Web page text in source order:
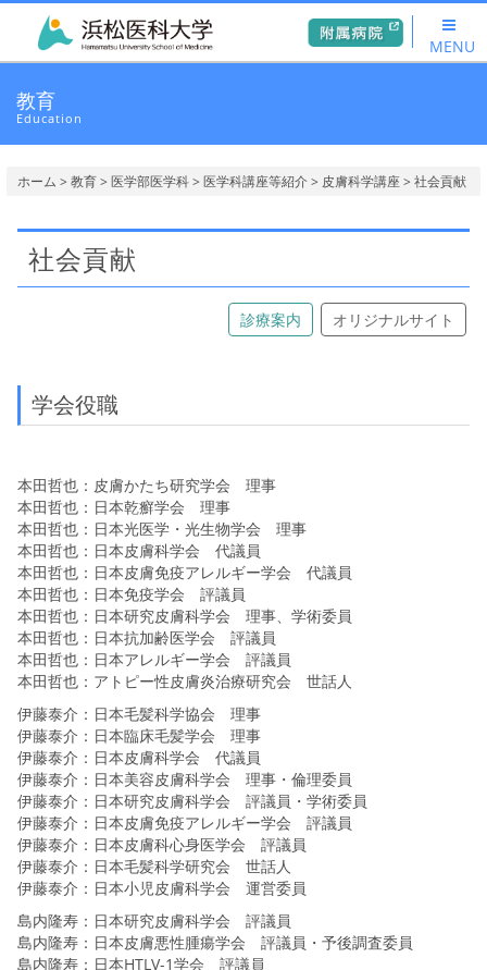
MENU
教育
Education
ホーム > 教育> 医学部医学科> 医学科講座等紹介> 皮膚科学講座> 社会貢献
社会貢献
診療案内 オリジナルサイト
学会役職
本田哲也：皮膚かたち研究学会 理事
本田哲也：日本乾癬学会 理事
本田哲也：日本光医学・光生物学会 理事
本田哲也：日本皮膚科学会 代議員
本田哲也：日本皮膚免疫アレルギー学会 代議員
本田哲也：日本免疫学会 評議員
本田哲也：日本研究皮膚科学会 理事、学術委員
本田哲也：日本抗加齢医学会 評議員
本田哲也：日本アレルギー学会 評議員
本田哲也：アトピー性皮膚炎治療研究会 世話人
伊藤泰介：日本毛髪科学協会 理事
伊藤泰介：日本臨床毛髪学会 理事
伊藤泰介：日本皮膚科学会 代議員
伊藤泰介：日本美容皮膚科学会 理事・倫理委員
伊藤泰介：日本研究皮膚科学会 評議員・学術委員
伊藤泰介：日本皮膚免疫アレルギー学会 評議員
伊藤泰介：日本皮膚科心身医学会 評議員
伊藤泰介：日本毛髪科学研究会 世話人
伊藤泰介：日本小児皮膚科学会 運営委員
島内隆寿：日本研究皮膚科学会 評議員
島内隆寿：日本皮膚悪性腫瘍学会 評議員・予後調査委員
島内隆寿：日本HTLV-1学会 評議員